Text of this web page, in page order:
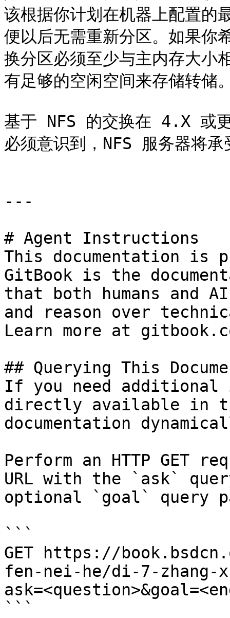
该根据你计划在机器上配置的
便以后无需重新分区。如果你
换分区必须至少与主内存
有足够的空闲空间来存储转储
基于 NFS 的交换在 4.X 或更
必须意识到，NFS 服务器将
---
# Agent Instructions
This documentation is
GitBook is the
that both humans and
and reason over
Learn more at
## Querying This
If you need
directly available in
documentation
Perform an HTTP GET
URL with the `ask`
optional `goal` query
```
GET https://
fen-nei-he/di-7-zhang-
```